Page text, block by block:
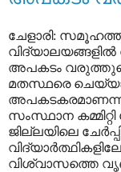
ചേളാരി:
അപകടം
മതസ്ഥരെ
അപകടകരമാണന്ന്
സംസ്ഥാന
ജില്ലയിലെ
വിശ്വാസത്തെ